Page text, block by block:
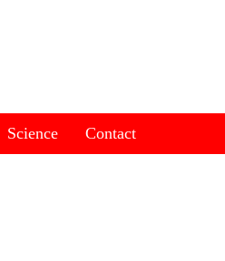
Science Contact